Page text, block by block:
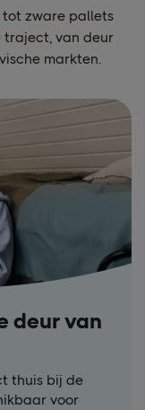
zware pallets
van deur
markten.
deur van
thuis bij de
voor